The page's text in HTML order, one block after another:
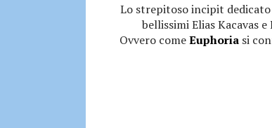
Lo strepitoso incipit dedicato
bellissimi Elias Kacavas
Ovvero comeEuphoria si